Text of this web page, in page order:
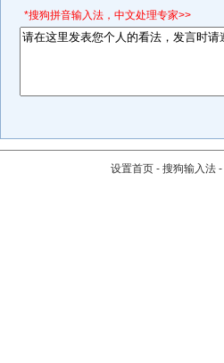
*搜狗拼音输入法，中文处理专家>>
设置首页 - 搜狗输入法 -